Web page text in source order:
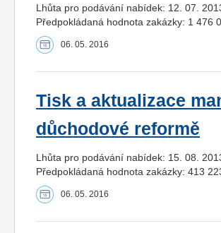
Lhůta pro podávání nabídek: 12. 07.
Předpokládaná hodnota zakázky: 1 476
06. 05. 2016
Tisk a aktualizace
důchodové reformě
Lhůta pro podávání nabídek: 15. 08.
Předpokládaná hodnota zakázky: 413
06. 05. 2016